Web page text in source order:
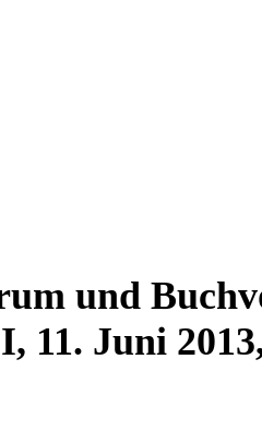
und
Juni